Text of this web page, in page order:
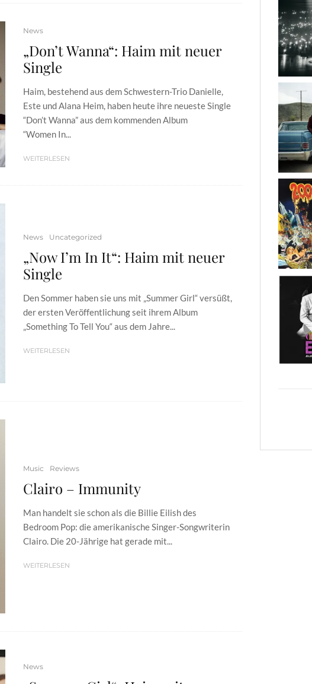
News
„Don’t Wanna“: Haim mit neuer
Single
Haim, bestehend aus dem Schwestern-Trio Danielle,
Este und Alana Heim, haben heute ihre neueste Single
“Don’t Wanna” aus dem kommenden Album
“Women In...
WEITERLESEN
News Uncategorized
„Now I’m In It“: Haim mit neuer
Single
Den Sommer haben sie uns mit „Summer Girl“ versüßt,
der ersten Veröffentlichung seit ihrem Album
„Something To Tell You“ aus dem Jahre...
WEITERLESEN
Music Reviews
Clairo – Immunity
Man handelt sie schon als die Billie Eilish des
Bedroom Pop: die amerikanische Singer-Songwriterin
Clairo. Die 20-Jährige hat gerade mit...
WEITERLESEN
News